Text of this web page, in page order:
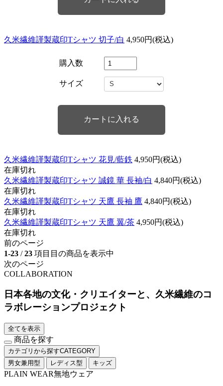
久米繊維謹製蔵印Tシャツ 切子/白 4,950円(税込)
購入数
サイズ
久米繊維謹製蔵印Tシャツ 花見/藍鉄 4,950円(税込)
在庫切れ
久米繊維謹製蔵印Tシャツ 誠鏡 華 長袖/白 4,840円(税込)
在庫切れ
久米繊維謹製蔵印Tシャツ 天鷹 長袖 鷹 4,840円(税込)
在庫切れ
久米繊維謹製蔵印Tシャツ 天鷹 翼/茶 4,950円(税込)
在庫切れ
前のページ
1-23 / 23 項目目の商品を表示中
次のページ
COLLABORATION
日本各地の文化・クリエイターと、久米繊維のコ
ラボレーションプロジェクト
全てを表示
商品を探す
カテゴリから探すCATEGORY
男女兼用型
レディス型 キッズ
PLAIN WEAR無地ウェア